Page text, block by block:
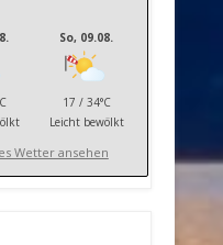
So, 09.08.
17 / 34°C
Leicht bewölkt
Wetter ansehen